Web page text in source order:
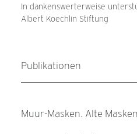
In dankenswerterweise
Albert Koechlin Stiftung
Publikationen
Muur-Masken. Alte